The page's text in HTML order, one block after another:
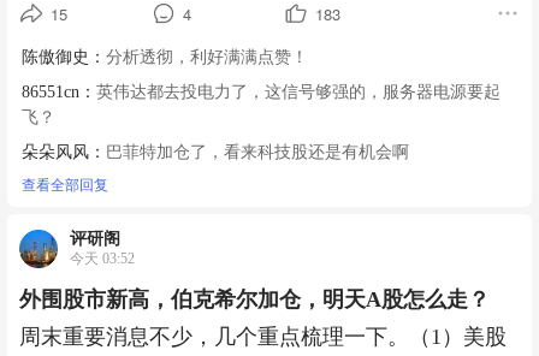
15 4 183
陈傲御史： 分析透彻，利好满满点赞！
86551cn： 英伟达都去投电力了，这信号够强的，服务器电源要起
飞？
朵朵风风： 巴菲特加仓了，看来科技股还是有机会啊
查看全部回复
评研阁
今天 03:52
外围股市新高，伯克希尔加仓，明天A股怎么走？
周末重要消息不少，几个重点梳理一下。（1）美股